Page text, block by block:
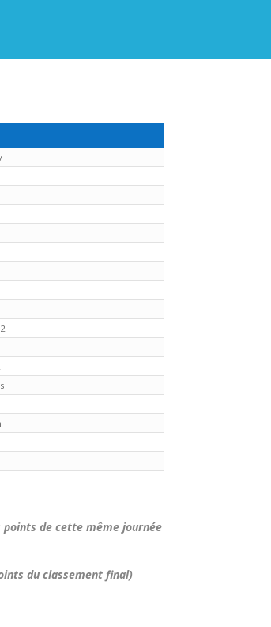
points de cette même journée
du classement final)